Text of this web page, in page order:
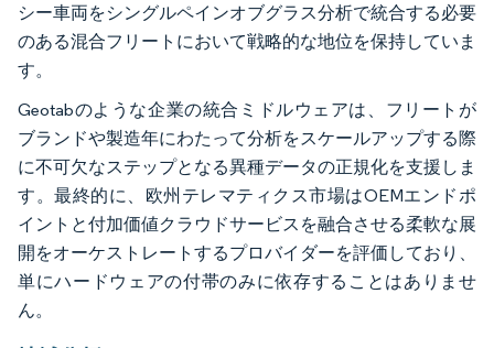
シー車両をシングルペインオブグラス分析で統合する必要
のある混合フリートにおいて戦略的な地位を保持していま
す。
Geotabのような企業の統合ミドルウェアは、フリートが
ブランドや製造年にわたって分析をスケールアップする際
に不可欠なステップとなる異種データの正規化を支援しま
す。最終的に、欧州テレマティクス市場はOEMエンドポ
イントと付加価値クラウドサービスを融合させる柔軟な展
開をオーケストレートするプロバイダーを評価しており、
単にハードウェアの付帯のみに依存することはありませ
ん。